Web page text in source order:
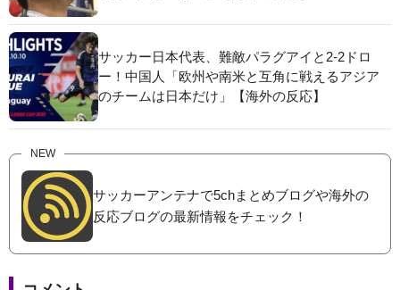
サッカー日本代表、難敵パラグアイと2-2ドロ
ー！中国人「欧州や南米と互角に戦えるアジア
のチームは日本だけ」【海外の反応】
NEW
サッカーアンテナで5chまとめブログや海外の
反応ブログの最新情報をチェック！